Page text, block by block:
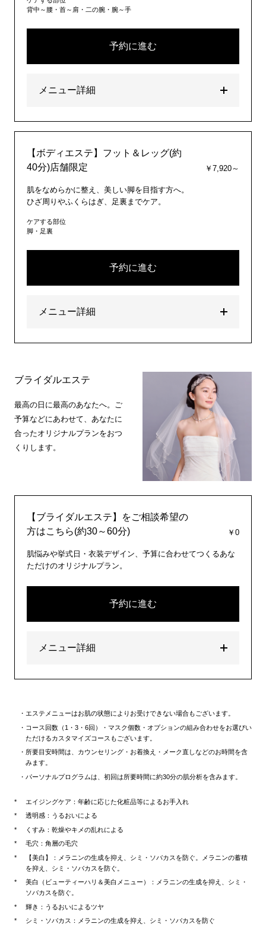
背中～腰・首～肩・二の腕・腕～手
予約に進む
メニュー詳細
【ボディエステ】フット＆レッグ(約
40分)店舗限定
￥7,920～
肌をなめらかに整え、美しい脚を目指す方へ。
ひざ周りやふくらはぎ、足裏までケア。
ケアする部位
脚・足裏
予約に進む
メニュー詳細
ブライダルエステ
最高の日に最高のあなたへ。ご
予算などにあわせて、あなたに
合ったオリジナルプランをおつ
くりします。
【ブライダルエステ】をご相談希望の
方はこちら(約30～60分)
￥0
肌悩みや挙式日・衣装デザイン、予算に合わせてつくるあな
ただけのオリジナルプラン。
予約に進む
メニュー詳細
エステメニューはお肌の状態によりお受けできない場合もございます。
コース回数（1・3・6回）・マスク個数・オプションの組み合わせをお選びい
ただけるカスタマイズコースもございます。
所要目安時間は、カウンセリング・お着換え・メーク直しなどのお時間を含
みます。
パーソナルプログラムは、初回は所要時間に約30分の肌分析を含みます。
エイジングケア：年齢に応じた化粧品等によるお手入れ
透明感：うるおいによる
くすみ：乾燥やキメの乱れによる
毛穴：角層の毛穴
【美白】：メラニンの生成を抑え、シミ・ソバカスを防ぐ。メラニンの蓄積
を抑え、シミ・ソバカスを防ぐ。
美白（ビューティーハリ＆美白メニュー）：メラニンの生成を抑え、シミ・
ソバカスを防ぐ。
輝き：うるおいによるツヤ
シミ・ソバカス：メラニンの生成を抑え、シミ・ソバカスを防ぐ